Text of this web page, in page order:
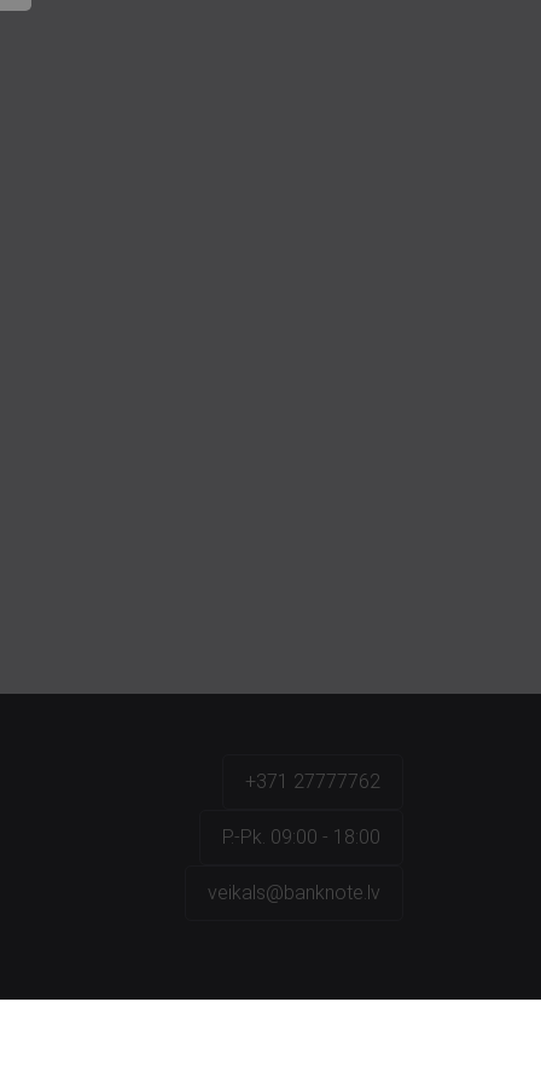
+371 27777762
P.-Pk. 09:00 - 18:00
veikals@banknote.lv